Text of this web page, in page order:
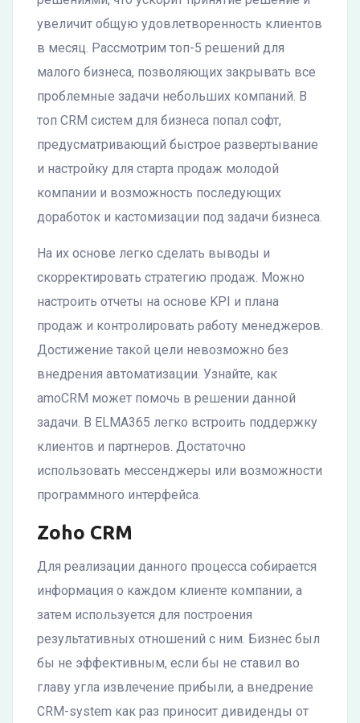
увеличит общую удовлетворенность клиентов
в месяц. Рассмотрим топ-5 решений для
малого бизнеса, позволяющих закрывать все
проблемные задачи небольших компаний. В
топ CRM систем для бизнеса попал софт,
предусматривающий быстрое развертывание
и настройку для старта продаж молодой
компании и возможность последующих
доработок и кастомизации под задачи бизнеса.
На их основе легко сделать выводы и
скорректировать стратегию продаж. Можно
настроить отчеты на основе KPI и плана
продаж и контролировать работу менеджеров.
Достижение такой цели невозможно без
внедрения автоматизации. Узнайте, как
amoCRM может помочь в решении данной
задачи. В ELMA365 легко встроить поддержку
клиентов и партнеров. Достаточно
использовать мессенджеры или возможности
программного интерфейса.
Zoho CRM
Для реализации данного процесса собирается
информация о каждом клиенте компании, а
затем используется для построения
результативных отношений с ним. Бизнес был
бы не эффективным, если бы не ставил во
главу угла извлечение прибыли, а внедрение
CRM-system как раз приносит дивиденды от